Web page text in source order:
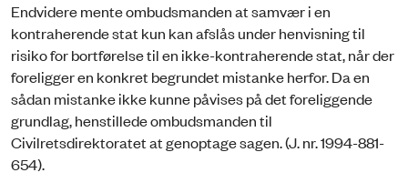
Endvidere mente ombudsmanden at samvær i en
kontraherende stat kun kan afslås under henvisning til
risiko for bortførelse til en ikke-kontraherende stat, når der
foreligger en konkret begrundet mistanke herfor. Da en
sådan mistanke ikke kunne påvises på det foreliggende
grundlag, henstillede ombudsmanden til
Civilretsdirektoratet at genoptage sagen. (J. nr. 1994-881-
654).